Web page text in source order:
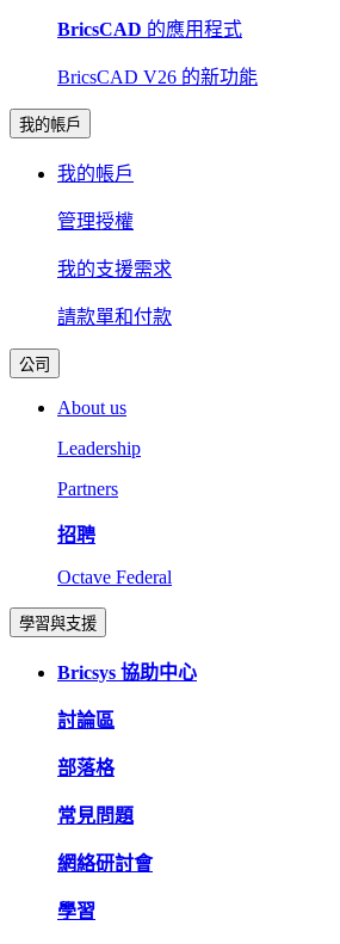
BricsCAD 的應用程式
BricsCAD V26 的新功能
我的帳戶
我的帳戶
管理授權
我的支援需求
請款單和付款
公司
About us
Leadership
Partners
招聘
Octave Federal
學習與支援
Bricsys 協助中心
討論區
部落格
常見問題
網絡研討會
學習